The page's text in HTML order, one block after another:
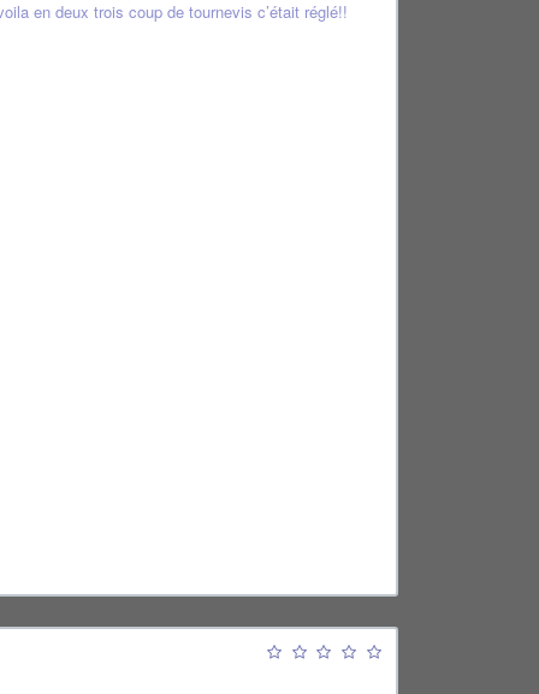
en deux trois coup de tournevis c’était réglé!!